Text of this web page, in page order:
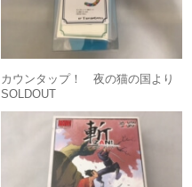
カウンタップ！ 夜の猫の国より
SOLDOUT